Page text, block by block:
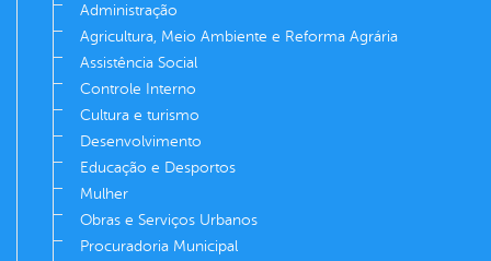
Administração
Agricultura, Meio Ambiente e Reforma Agrária
Assistência Social
Controle Interno
Cultura e turismo
Desenvolvimento
Educação e Desportos
Mulher
Obras e Serviços Urbanos
Procuradoria Municipal